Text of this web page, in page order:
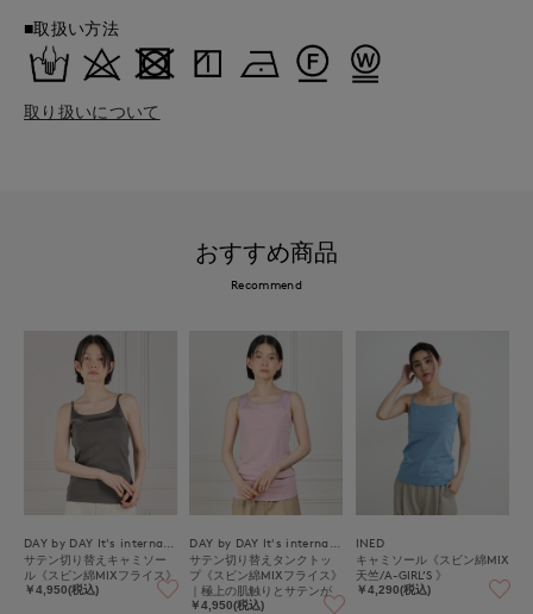
■取扱い方法
取り扱いについて
おすすめ商品
Recommend
サテン切り替えキャミソー
ル《スビン綿MIXフライス》
￥4,950(税込)
サテン切り替えタンクトッ
プ《スビン綿MIXフライス》
｜極上の肌触りとサテンが
映える上品インナー
￥4,950(税込)
INED
キャミソール《スビン綿MIX
天竺/A-GIRL’S 》
￥4,290(税込)